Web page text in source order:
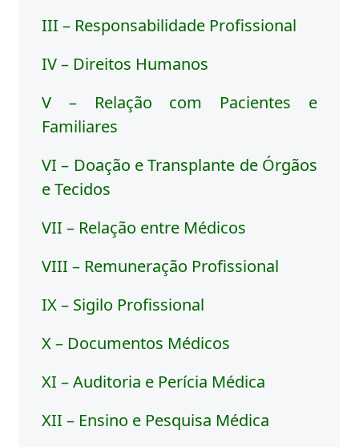
III – Responsabilidade Profissional
IV – Direitos Humanos
V – Relação com Pacientes e
Familiares
VI – Doação e Transplante de Órgãos
e Tecidos
VII – Relação entre Médicos
VIII – Remuneração Profissional
IX – Sigilo Profissional
X – Documentos Médicos
XI – Auditoria e Perícia Médica
XII – Ensino e Pesquisa Médica